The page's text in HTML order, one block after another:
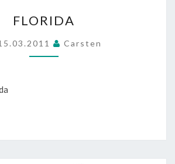
FLORIDA
Carsten